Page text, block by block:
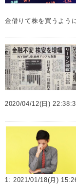
金借りて株を買うよう
2020/04/12(日)
1: 2021/01/18(月)